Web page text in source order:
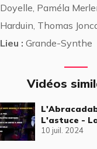
Doyelle, Paméla
Harduin, Thomas
Lieu : Grande-Synthe
Vidéos
L'astuce -
déchirée
10 juil. 2024